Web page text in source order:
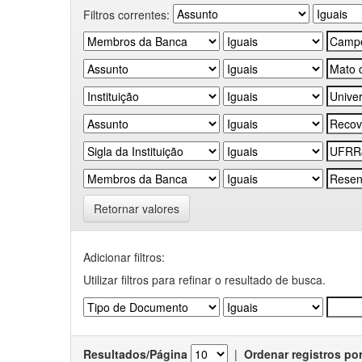
Filtros correntes:
Retornar valores
Adicionar filtros:
Utilizar filtros para refinar o resultado de busca.
Resultados/Página | Ordenar registros por